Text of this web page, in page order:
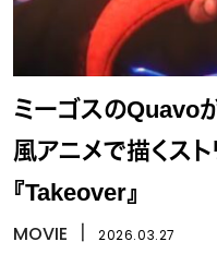
ミーゴスのQuavo
風アニメで描くス
『Takeover』
MOVIE 2026.03.27